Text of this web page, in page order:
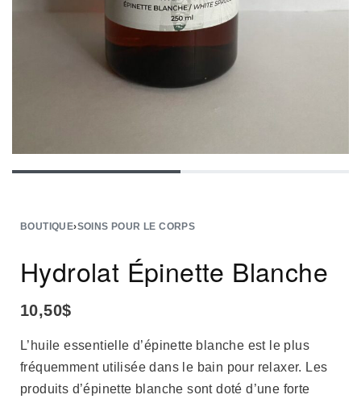
BOUTIQUE›SOINS POUR LE CORPS
Hydrolat Épinette Blanche
10,50$
L’huile essentielle d’épinette blanche est le plus
fréquemment utilisée dans le bain pour relaxer. Les
produits d’épinette blanche sont doté d’une forte